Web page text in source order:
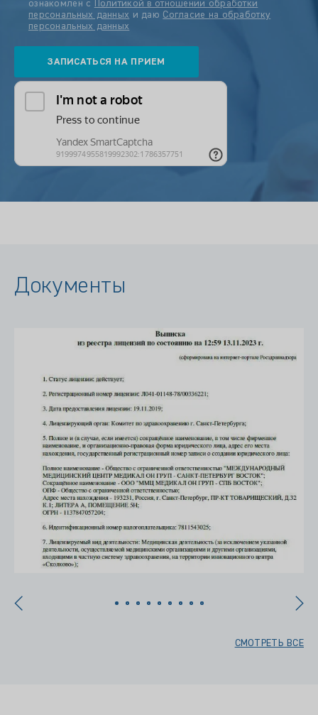
ознакомлен с
Политикой в отношении обработки
персональных данных и даю Согласие на обработку
персональных данных
Документы
СМОТРЕТЬ ВСЕ